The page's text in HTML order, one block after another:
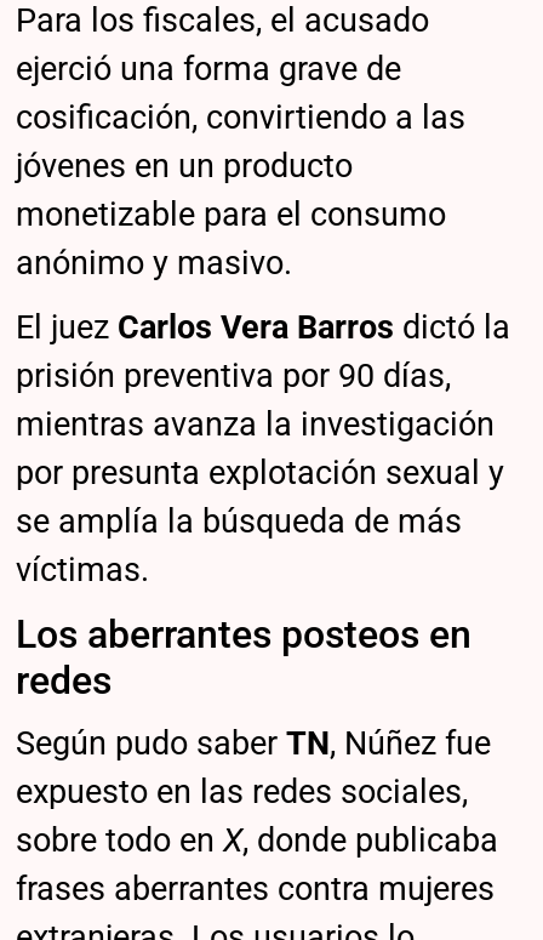
Para los fiscales, el acusado
ejerció una forma grave de
cosificación, convirtiendo a las
jóvenes en un producto
monetizable para el consumo
anónimo y masivo.
El juez Carlos Vera Barros dictó la
prisión preventiva por 90 días,
mientras avanza la investigación
por presunta explotación sexual y
se amplía la búsqueda de más
víctimas.
Los aberrantes posteos en
redes
Según pudo saberTN, Núñez fue
expuesto en las redes sociales,
sobre todo enX, donde publicaba
frases aberrantes contra mujeres